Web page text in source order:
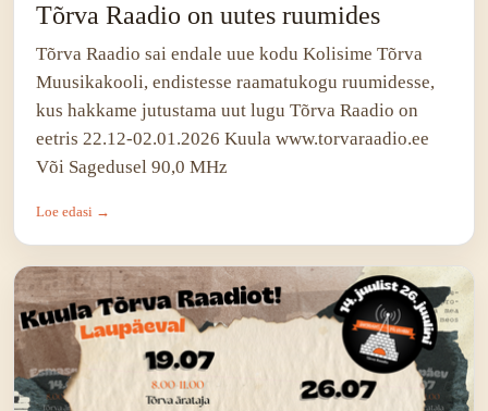
Tõrva Raadio on uutes ruumides
Tõrva Raadio sai endale uue kodu Kolisime Tõrva
Muusikakooli, endistesse raamatukogu ruumidesse,
kus hakkame jutustama uut lugu Tõrva Raadio on
eetris 22.12-02.01.2026 Kuula www.torvaraadio.ee
Või Sagedusel 90,0 MHz
Loe edasi →